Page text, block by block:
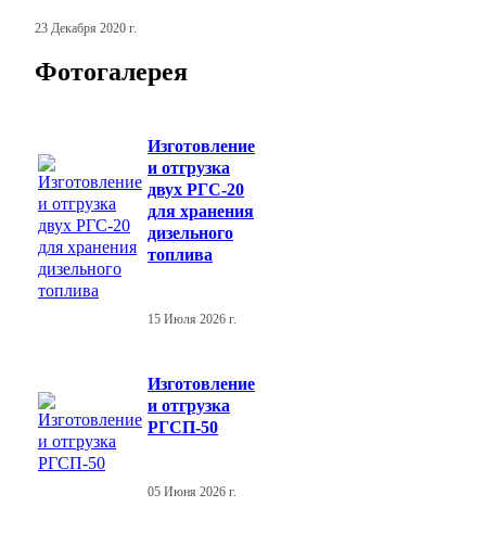
23 Декабря 2020 г.
Фотогалерея
Изготовление
и отгрузка
двух РГС-20
для хранения
дизельного
топлива
15 Июля 2026 г.
Изготовление
и отгрузка
РГСП-50
05 Июня 2026 г.